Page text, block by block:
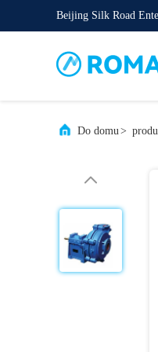
Beijing Silk Road
Do domu>